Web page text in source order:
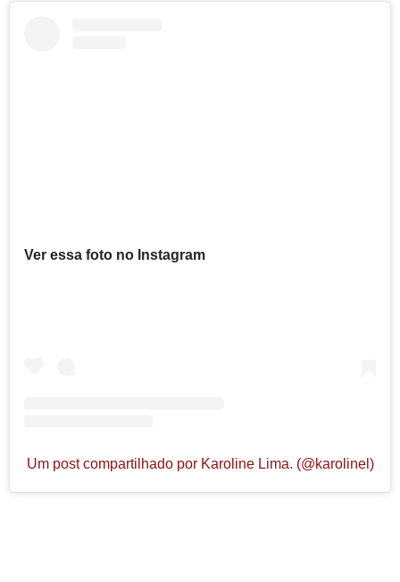
Ver essa foto no Instagram
Um post compartilhado por Karoline Lima. (@karolinel)